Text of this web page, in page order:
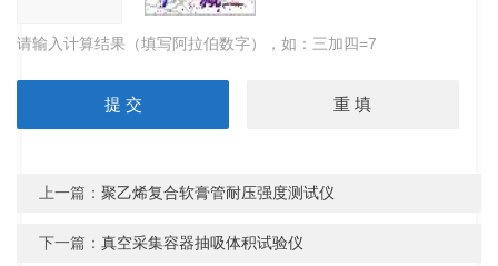
请输入计算结果（填写阿拉伯数字），如：三加四=7
上一篇：聚乙烯复合软膏管耐压强度测试仪
下一篇：真空采集容器抽吸体积试验仪